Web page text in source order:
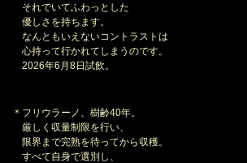
それでいてふわっとした
優しさを持ちます。
なんともいえないコントラストは
心持って行かれてしまうのです。
2026年6月8日試飲。
＊フリウラーノ、樹齢40年。
厳しく収量制限を行い、
限界まで完熟を待ってから収穫。
すべて自身で選別し、